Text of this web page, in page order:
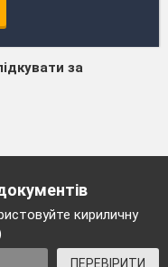
за
кириличну
ПЕРЕВІРИТИ